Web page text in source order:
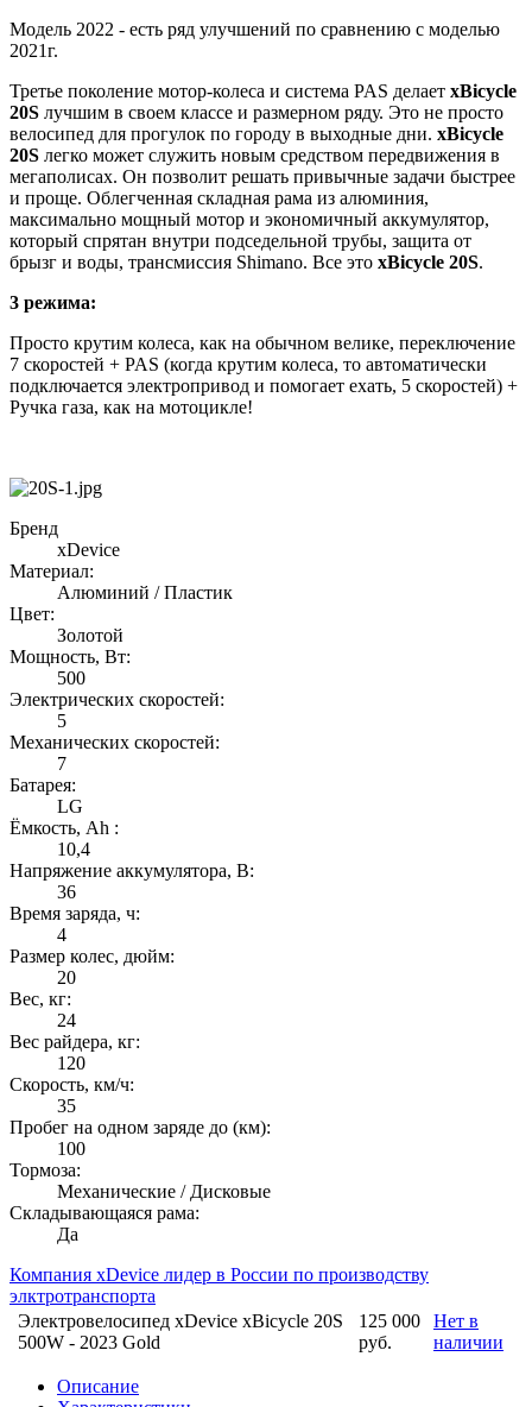
Модель 2022 - есть ряд улучшений по сравнению с моделью
2021г.
Третье поколение мотор-колеса и система PAS делает xBicycle
20S лучшим в своем классе и размерном ряду. Это не просто
велосипед для прогулок по городу в выходные дни. xBicycle
20S легко может служить новым средством передвижения в
мегаполисах. Он позволит решать привычные задачи быстрее
и проще. Облегченная складная рама из алюминия,
максимально мощный мотор и экономичный аккумулятор,
который спрятан внутри подседельной трубы, защита от
брызг и воды, трансмиссия Shimano. Все это xBicycle 20S.
3 режима:
Просто крутим колеса, как на обычном велике, переключение
7 скоростей + PAS (когда крутим колеса, то автоматически
подключается электропривод и помогает ехать, 5 скоростей) +
Ручка газа, как на мотоцикле!
Бренд
xDevice
Материал:
Алюминий / Пластик
Цвет:
Золотой
Мощность, Вт:
500
Электрических скоростей:
5
Механических скоростей:
7
Батарея:
LG
Ёмкость, Ah :
10,4
Напряжение аккумулятора, В:
36
Время заряда, ч:
4
Размер колес, дюйм:
20
Вес, кг:
24
Вес райдера, кг:
120
Скорость, км/ч:
35
Пробег на одном заряде до (км):
100
Тормоза:
Механические / Дисковые
Складывающаяся рама:
Да
Компания xDevice лидер в России по производству
элктротранспорта
Электровелосипед xDevice xBicycle 20S
500W - 2023 Gold
125 000
руб.
Нет в
наличии
Описание